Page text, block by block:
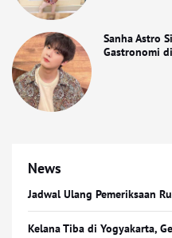
Sanha Astro
Gastronomi
News
Jadwal Ulang Pemeriksaan
Kelana Tiba di Yogyakarta,